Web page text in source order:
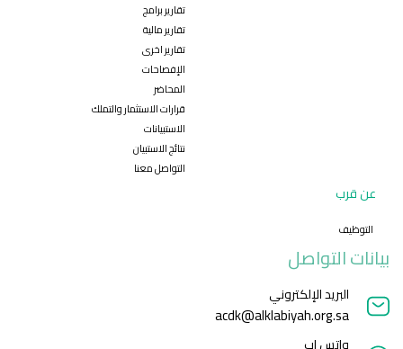
تقارير برامج
تقارير مالية
تقارير اخرى
الإفصاحات
المحاضر
قرارات الاستثمار والتملك
الاستبيانات
نتائج الاستبيان
التواصل معنا
عن قرب
التوظيف
بيانات التواصل
البريد الإلكتروني
acdk@alklabiyah.org.sa